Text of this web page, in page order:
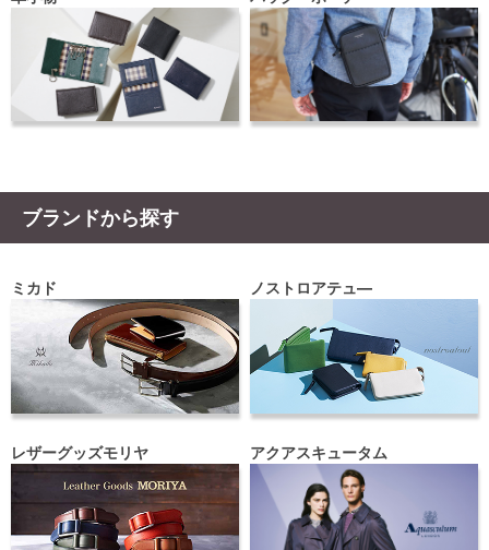
ブランドから探す
ミカド ノストロアテュ―
レザーグッズモリヤ アクアスキュータム